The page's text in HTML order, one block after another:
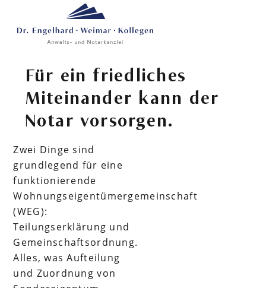
Bildung von
Für ein friedliches
Miteinander kann der
Notar vorsorgen.
Zwei Dinge sind
grundlegend für eine
funktionierende
Wohnungseigentümergemeinschaft
(WEG):
Teilungserklärung und
Gemeinschaftsordnung.
Alles, was Aufteilung
und Zuordnung von